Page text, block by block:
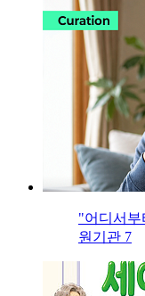
"어디서부
원기관 7